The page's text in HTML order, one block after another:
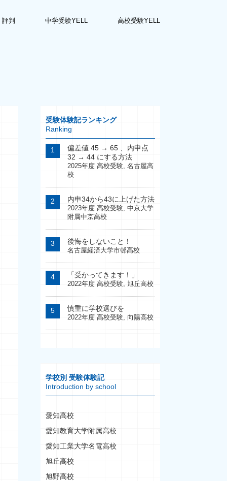
判 中学受験YELL 高校受験YELL
受験体験記ランキング
Ranking
偏差値 45 → 65 、内申点
32 → 44 にする方法
2025年度 高校受験, 名古屋高
校
内申34から43に上げた方法
2023年度 高校受験, 中京大学
附属中京高校
後悔をしないこと！
名古屋経済大学市邨高校
「受かってきます！」
2022年度 高校受験, 旭丘高校
慎重に学校選びを
2022年度 高校受験, 向陽高校
学校別 受験体験記
Introduction by school
愛知高校
愛知教育大学附属高校
愛知工業大学名電高校
旭丘高校
旭野高校